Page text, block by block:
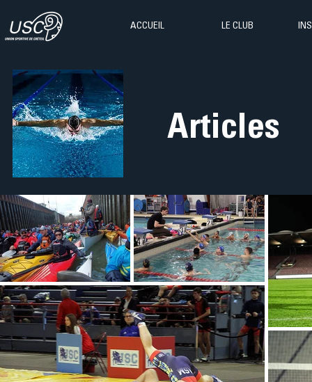
ACCUEIL LE CLUB
Articles